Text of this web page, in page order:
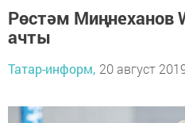
Рөстәм Миңнеханов
ачты
Татар-информ, 20 август